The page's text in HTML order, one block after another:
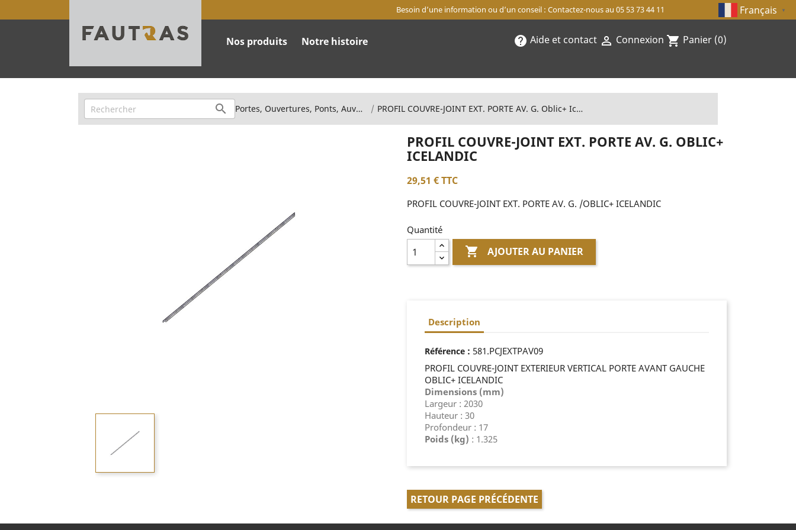
Besoin d’une information ou d’un conseil : Contactez-nous au 05 53 73 44 11 Français ▼
Nos produits Notre histoire help Aide et contact  Connexion shopping_cart Panier (0)
 Portes, Ouvertures, Ponts, Auvents PROFIL COUVRE-JOINT EXT. PORTE AV. G. Oblic+ Icelandic
PROFIL COUVRE-JOINT EXT. PORTE AV. G. OBLIC+
ICELANDIC
29,51 €TTC
PROFIL COUVRE-JOINT EXT. PORTE AV. G. /OBLIC+ ICELANDIC
Quantité
 AJOUTER AU PANIER
Description
Référence : 581.PCJEXTPAV09
PROFIL COUVRE-JOINT EXTERIEUR VERTICAL PORTE AVANT GAUCHE
OBLIC+ ICELANDIC
Dimensions (mm)
Largeur : 2030
Hauteur : 30
Profondeur : 17
Poids (kg) : 1.325
RETOUR PAGE PRÉCÉDENTE